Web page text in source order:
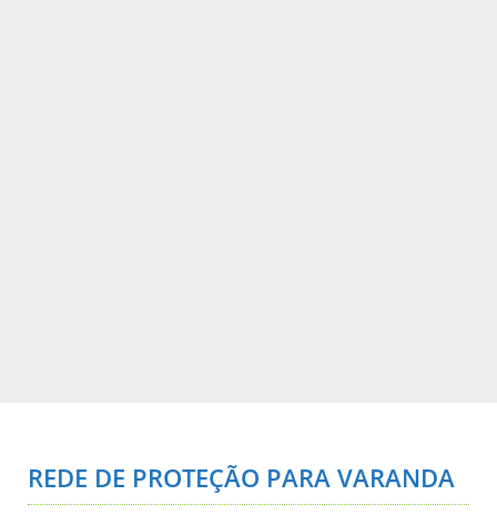
REDE DE PROTEÇÃO PARA VARANDA